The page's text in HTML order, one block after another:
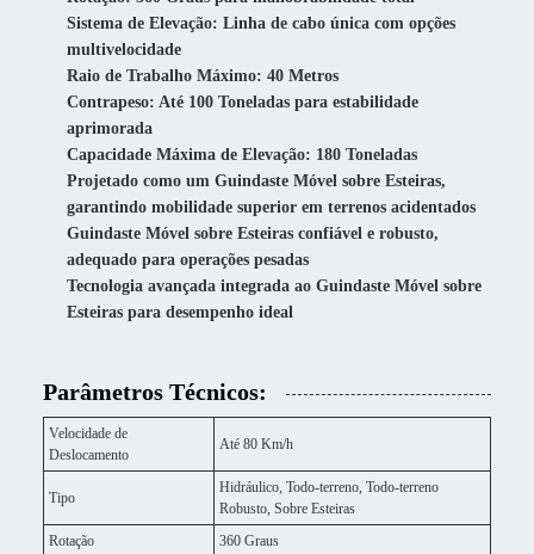
Sistema de Elevação: Linha de cabo única com opções
multivelocidade
Raio de Trabalho Máximo: 40 Metros
Contrapeso: Até 100 Toneladas para estabilidade
aprimorada
Capacidade Máxima de Elevação: 180 Toneladas
Projetado como um Guindaste Móvel sobre Esteiras,
garantindo mobilidade superior em terrenos acidentados
Guindaste Móvel sobre Esteiras confiável e robusto,
adequado para operações pesadas
Tecnologia avançada integrada ao Guindaste Móvel sobre
Esteiras para desempenho ideal
Parâmetros Técnicos:
Velocidade de
Deslocamento
Até 80 Km/h
Tipo
Hidráulico, Todo-terreno, Todo-terreno
Robusto, Sobre Esteiras
Rotação
360 Graus